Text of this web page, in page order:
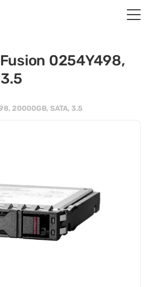
0254Y498,
20000GB, SATA, 3.5